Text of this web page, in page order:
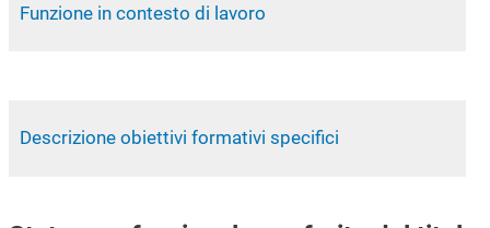
Funzione in contesto di lavoro
Descrizione obiettivi formativi specifici